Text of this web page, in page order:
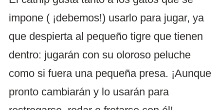
impone ( ¡debemos!) usarlo para jugar, ya
que despierta al pequeño tigre que tienen
dentro: jugarán con su oloroso peluche
como si fuera una pequeña presa. ¡Aunque
pronto cambiarán y lo usarán para